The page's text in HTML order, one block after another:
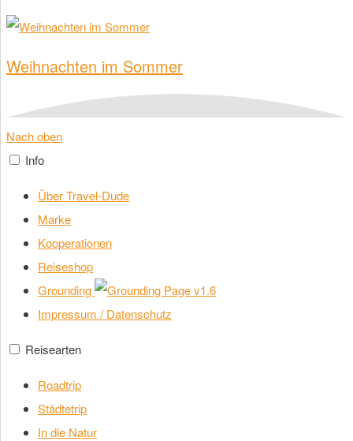
Weihnachten im Sommer
Nach oben
Info
Über Travel-Dude
Marke
Kooperationen
Reiseshop
Grounding
v1.6
Impressum / Datenschutz
Reisearten
Roadtrip
Städtetrip
In die Natur